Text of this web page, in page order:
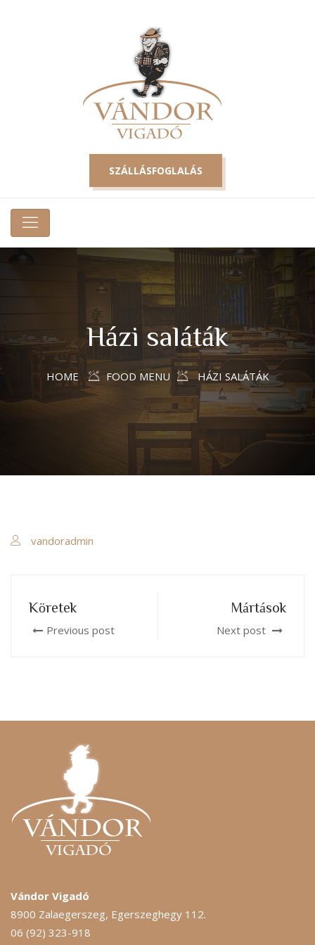
SZÁLLÁSFOGLALÁS
Házi saláták
HOME FOOD MENU HÁZI SALÁTÁK
vandoradmin
Köretek
Previous post
Mártások
Next post
Vándor Vigadó
8900 Zalaegerszeg, Egerszeghegy 112.
06 (92) 323-918